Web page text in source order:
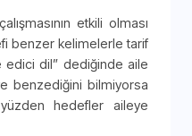
etkili olması
benzer kelimelerle tarif
edici dil” dediğinde aile
benzediğini bilmiyorsa
hedefler aileye